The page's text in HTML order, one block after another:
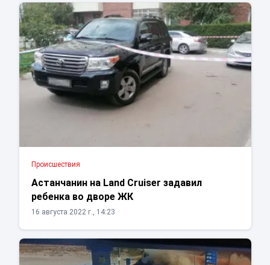
Проиcшествия
Астанчанин на Land Cruiser задавил
ребенка во дворе ЖК
16 августа 2022 г., 14:23